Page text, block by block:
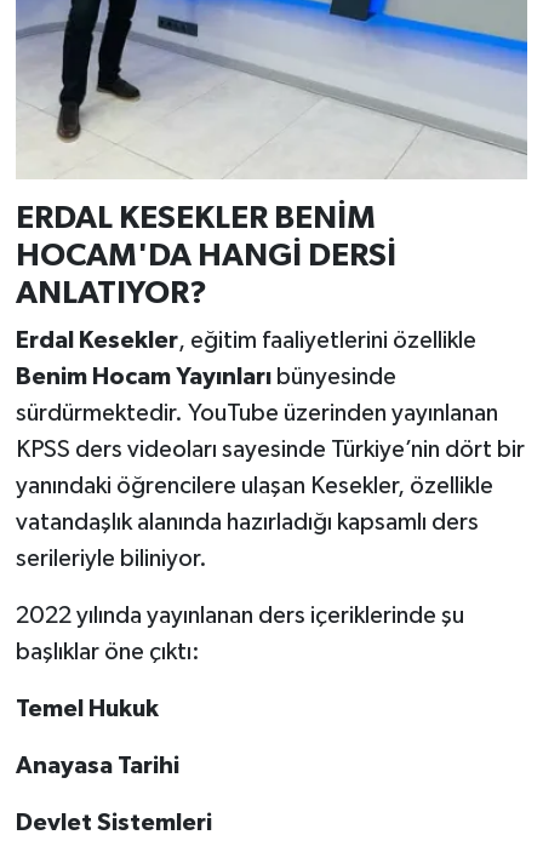
ERDAL KESEKLER BENİM
HOCAM'DA HANGİ DERSİ
ANLATIYOR?
Erdal Kesekler, eğitim faaliyetlerini özellikle
Benim Hocam Yayınlarıbünyesinde
sürdürmektedir. YouTube üzerinden yayınlanan
KPSS ders videoları sayesinde Türkiye’nin dört bir
yanındaki öğrencilere ulaşan Kesekler, özellikle
vatandaşlık alanında hazırladığı kapsamlı ders
serileriyle biliniyor.
2022 yılında yayınlanan ders içeriklerinde şu
başlıklar öne çıktı:
Temel Hukuk
Anayasa Tarihi
Devlet Sistemleri